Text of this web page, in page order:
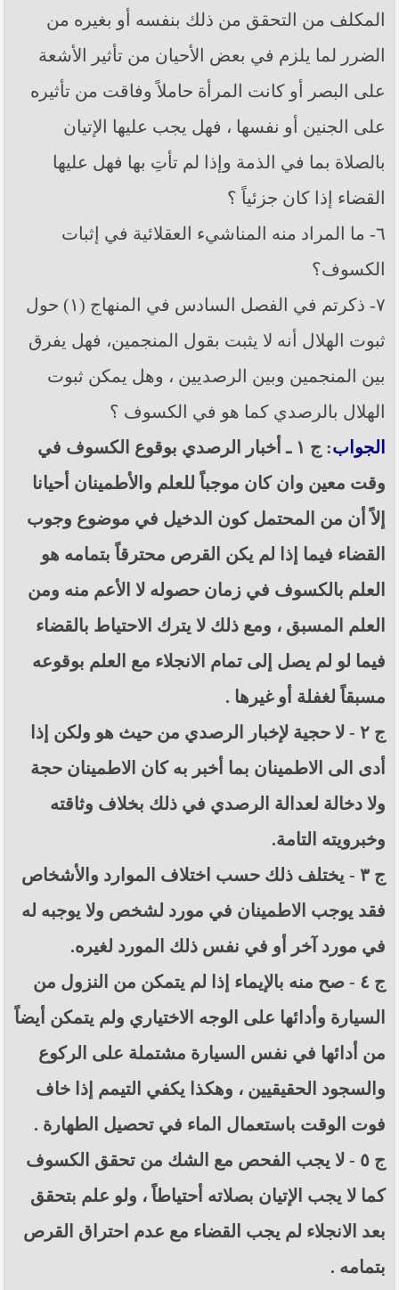
المكلف من التحقق من ذلك بنفسه أو بغيره من
الضرر لما يلزم في بعض الأحيان من تأثير الأشعة
على البصر أو كانت المرأة حاملاً وفاقت من تأثيره
على الجنين أو نفسها ، فهل يجب عليها الإتيان
بالصلاة بما في الذمة وإذا لم تأتِ بها فهل عليها
القضاء إذا كان جزئياً ؟
٦- ما المراد منه المناشيء العقلائية في إثبات
الكسوف؟
٧- ذكرتم في الفصل السادس في المنهاج (١) حول
ثبوت الهلال أنه لا يثبت بقول المنجمين، فهل يفرق
بين المنجمين وبين الرصديين ، وهل يمكن ثبوت
الهلال بالرصدي كما هو في الكسوف ؟
الجواب
: ج ١ ـ أخبار الرصدي بوقوع الكسوف في
وقت معين وان كان موجباً للعلم والأطمينان أحيانا
إلاً أن من المحتمل كون الدخيل في موضوع وجوب
القضاء فيما إذا لم يكن القرص محترقاً بتمامه هو
العلم بالكسوف في زمان حصوله لا الأعم منه ومن
العلم المسبق ، ومع ذلك لا يترك الاحتياط بالقضاء
فيما لو لم يصل إلى تمام الانجلاء مع العلم بوقوعه
مسبقاً لغفلة أو غيرها .
ج ٢ - لا حجية لإخبار الرصدي من حيث هو ولكن إذا
أدى الى الاطمينان بما أخبر به كان الاطمينان حجة
ولا دخالة لعدالة الرصدي في ذلك بخلاف وثاقته
وخبرويته التامة.
ج ٣ - يختلف ذلك حسب اختلاف الموارد والأشخاص
فقد يوجب الاطمينان في مورد لشخص ولا يوجبه له
في مورد آخر أو في نفس ذلك المورد لغيره.
ج ٤ - صح منه بالإيماء إذا لم يتمكن من النزول من
السيارة وأدائها على الوجه الاختياري ولم يتمكن أيضاً
من أدائها في نفس السيارة مشتملة على الركوع
والسجود الحقيقيين ، وهكذا يكفي التيمم إذا خاف
فوت الوقت باستعمال الماء في تحصيل الطهارة .
ج ٥ - لا يجب الفحص مع الشك من تحقق الكسوف
كما لا يجب الإتيان بصلاته أحتياطاً ، ولو علم بتحقق
بعد الانجلاء لم يجب القضاء مع عدم احتراق القرص
بتمامه .